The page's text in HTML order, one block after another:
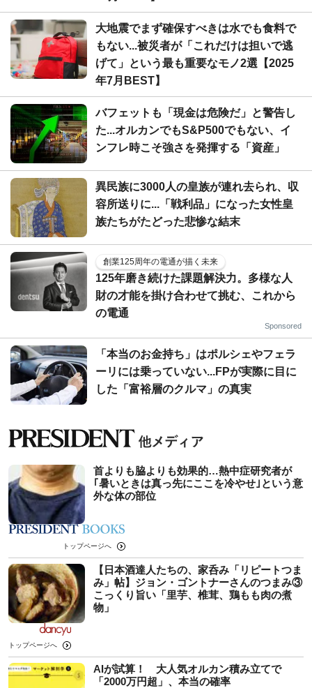
大地震でまず確保すべきは水でも食料で
もない...被災者が「これだけは担いで逃
げて」という最も重要なモノ2選【2025
年7月BEST】
バフェットも「現金は危険だ」と警告し
た...オルカンでもS&P500でもない、イ
ンフレ時こそ強さを発揮する「資産」
異民族に3000人の皇族が連れ去られ、収
容所送りに...「戦利品」になった女性皇
族たちがたどった悲惨な結末
創業125周年の電通が描く未来
125年磨き続けた課題解決力。多様な人
財の才能を掛け合わせて挑む、これから
の電通
Sponsored
「本当のお金持ち」はポルシェやフェラ
ーリには乗っていない...FPが実際に目に
した「富裕層のクルマ」の真実
首よりも脇よりも効果的…熱中症研究者が
｢暑いときは真っ先にここを冷やせ｣という意
外な体の部位
トップページへ
【日本酒達人たちの、家呑み「リピートつま
み」帖】ジョン・ゴントナーさんのつまみ③
こっくり旨い「里芋、椎茸、鶏もも肉の煮
物」
トップページへ
AIが試算！ 大人気オルカン積み立てで
「2000万円超」、本当の確率